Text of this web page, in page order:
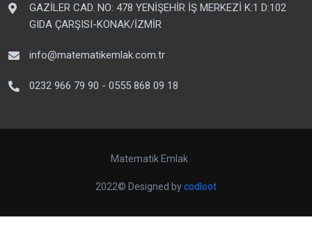
GAZİLER CAD. NO: 478 YENİŞEHİR İŞ MERKEZİ K:1 D:102
GIDA ÇARŞISI-KONAK/İZMİR
info@matematikemlak.com.tr
0232 966 79 90 - 0555 868 09 18
Matematik Emlak
2022© Designed bycodloot